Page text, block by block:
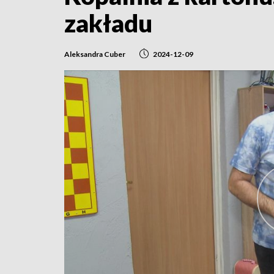
zakładu
Aleksandra Cuber 2024-12-09